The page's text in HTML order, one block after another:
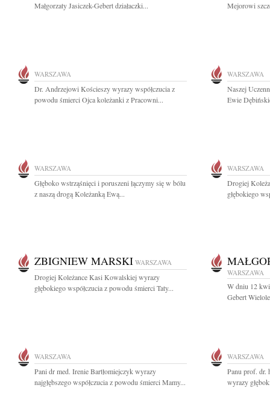
Małgorzaty Jasiczek-Gebert działaczki...
Mejorowi
WARSZAWA
Dr. Andrzejowi Kościeszy wyrazy współczucia z
powodu śmierci Ojca koleżanki z Pracowni...
WARSZAWA
Naszej
Ewie
WARSZAWA
Głęboko wstrząśnięci i poruszeni łączymy się w bólu
z naszą drogą Koleżanką Ewą...
WARSZAWA
Drogiej
głębokiego
ZBIGNIEW MARSKI WARSZAWA
Drogiej Koleżance Kasi Kowalskiej wyrazy
głębokiego współczucia z powodu śmierci Taty...
WARSZAWA
W dniu 12
Gebert
WARSZAWA
Pani dr med. Irenie Bartłomiejczyk wyrazy
najgłębszego współczucia z powodu śmierci Mamy...
WARSZAWA
Panu prof. dr.
wyrazy